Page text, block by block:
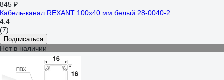
845 ₽
Кабель-канал REXANT 100x40 мм белый 28-0040-2
4.4
(7)
Подписаться
Нет в наличии